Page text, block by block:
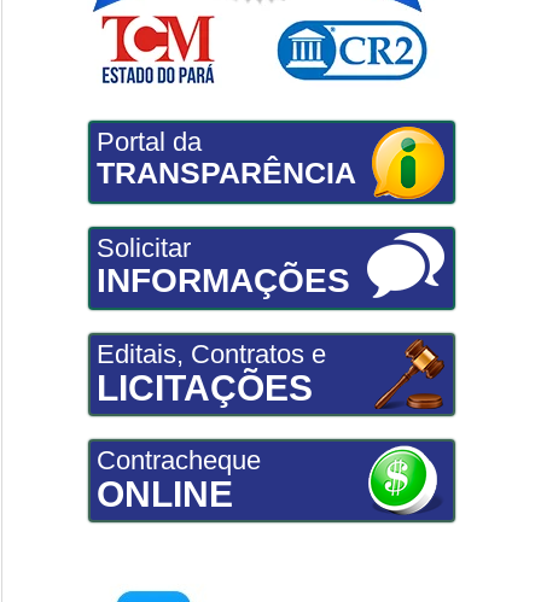
Portal da
TRANSPARÊNCIA
Solicitar
INFORMAÇÕES
Editais, Contratos e
LICITAÇÕES
Contracheque
ONLINE